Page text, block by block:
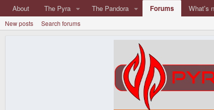
About The Pyra The Pandora Forums What's
New posts Search forums